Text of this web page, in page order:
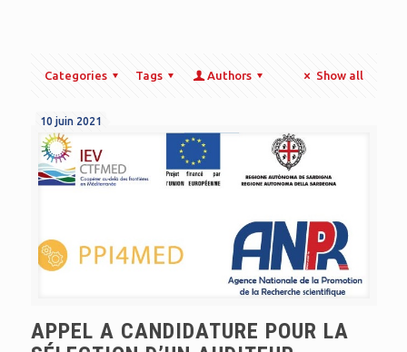
Categories Tags Authors Show all
10 juin 2021
APPEL A CANDIDATURE POUR LA